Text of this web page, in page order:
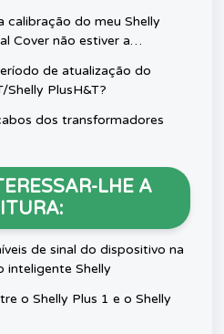
calibração do meu Shelly
Cover não estiver a
de atualização do
Shelly PlusH&T?
dos transformadores
LHE A
de sinal do dispositivo na
inteligente Shelly
o Shelly Plus 1 e o Shelly